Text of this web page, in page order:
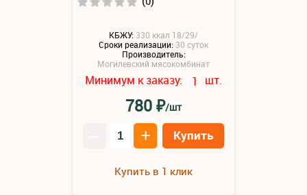
КБЖУ: 330 ккал 18/29/
Сроки реализации: 30 суток
Производитель:
Могилевский мясокомбинат
Минимум к заказу: 1 шт.
780₽/шт
+ Купить
Купить в 1 клик